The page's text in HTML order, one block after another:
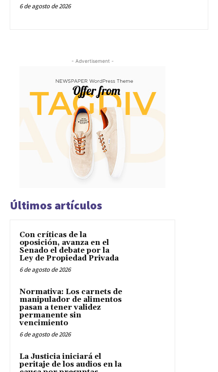
6 de agosto de 2026
- Advertisement -
Últimos artículos
Con críticas de la
oposición, avanza en el
Senado el debate por la
Ley de Propiedad Privada
6 de agosto de 2026
Normativa: Los carnets de
manipulador de alimentos
pasan a tener validez
permanente sin
vencimiento
6 de agosto de 2026
La Justicia iniciará el
peritaje de los audios en la